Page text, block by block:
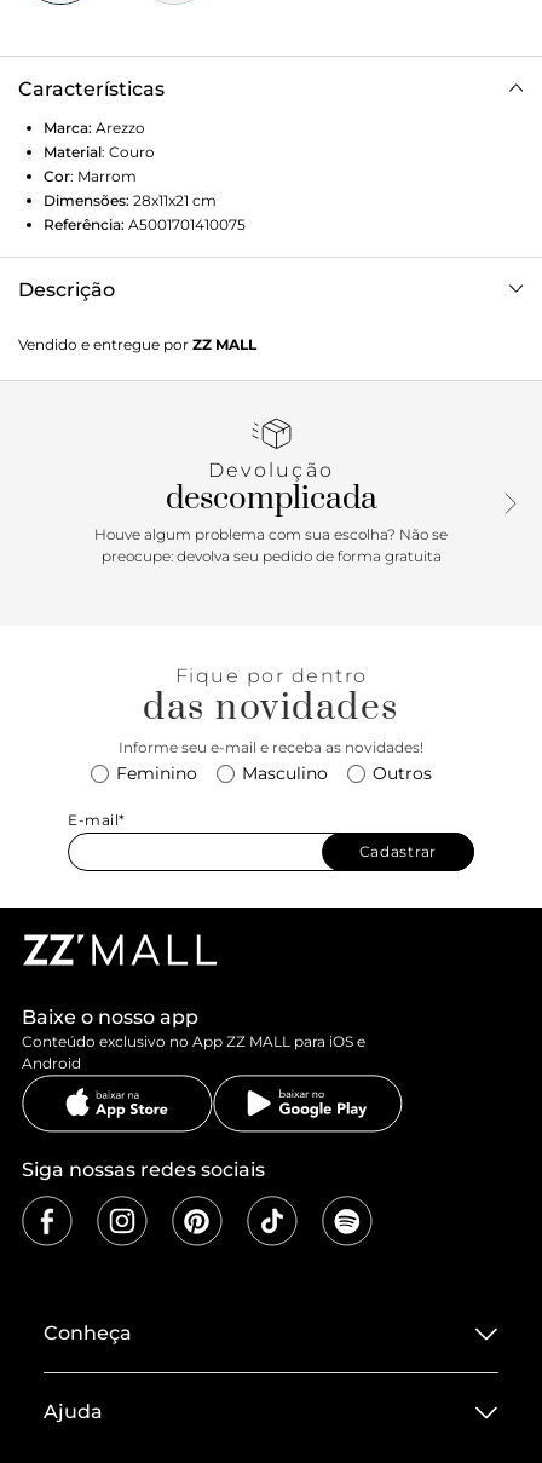
Características
Marca: Arezzo
Material: Couro
Cor: Marrom
Dimensões: 28x11x21 cm
Referência: A5001701410075
Descrição
formato estruturado, acabamento liso e costuras
bombadas na capa frontal, além de inscrição discreta do
alça de mão em tiras de cordão coloridas trançadas. Com
Vendido e entregue por ZZ MALL
Devolução
descomplicada
Houve algum problema com sua escolha? Não se
preocupe: devolva seu pedido de forma gratuita
Fique por dentro
das novidades
Informe seu e-mail e receba as novidades!
Feminino Masculino Outros
E-mail*
Cadastrar
Baixe o nosso app
Conteúdo exclusivo no App ZZ MALL para iOS e
Android
Siga nossas redes sociais
Conheça
Termos de Uso
Ajuda